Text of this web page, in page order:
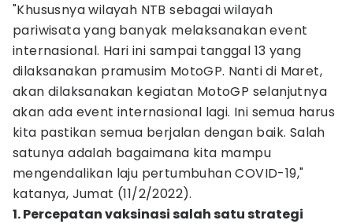
"Khususnya wilayah NTB sebagai wilayah
pariwisata yang banyak melaksanakan event
internasional. Hari ini sampai tanggal 13 yang
dilaksanakan pramusim MotoGP. Nanti di Maret,
akan dilaksanakan kegiatan MotoGP selanjutnya
akan ada event internasional lagi. Ini semua harus
kita pastikan semua berjalan dengan baik. Salah
satunya adalah bagaimana kita mampu
mengendalikan laju pertumbuhan COVID-19,"
katanya, Jumat (11/2/2022).
1. Percepatan vaksinasi salah satu strategi